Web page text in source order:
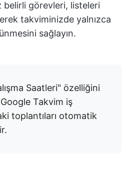
görevleri, listeleri
takviminizde yalnızca
sağlayın.
Saatleri" özelliğini
Takvim iş
toplantıları otomatik